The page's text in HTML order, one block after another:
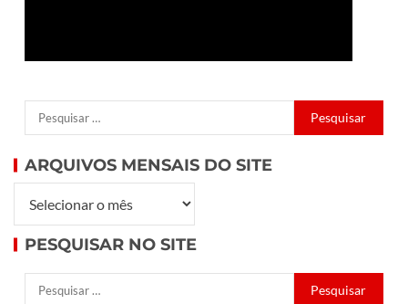
ARQUIVOS MENSAIS DO SITE
PESQUISAR NO SITE